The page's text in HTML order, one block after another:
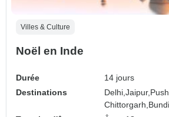
Villes & Culture
Noël en Inde
Durée
14 jours
Destinations
Delhi,Jaipur,
Chittorgarh,